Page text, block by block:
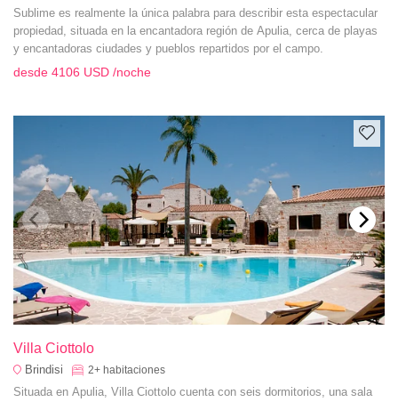
Sublime es realmente la única palabra para describir esta espectacular
propiedad, situada en la encantadora región de Apulia, cerca de playas
y encantadoras ciudades y pueblos repartidos por el campo.
desde 4106 USD /noche
Villa Ciottolo
Brindisi 2+ habitaciones
Situada en Apulia, Villa Ciottolo cuenta con seis dormitorios, una sala